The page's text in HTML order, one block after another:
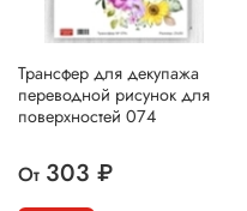
Трансфер для декупажа
переводной рисунок для
поверхностей 074
От 303 ₽